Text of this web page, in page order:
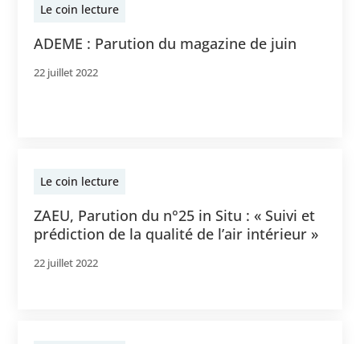
Le coin lecture
ADEME : Parution du magazine de juin
22 juillet 2022
Le coin lecture
ZAEU, Parution du n°25 in Situ : « Suivi et
prédiction de la qualité de l’air intérieur »
22 juillet 2022